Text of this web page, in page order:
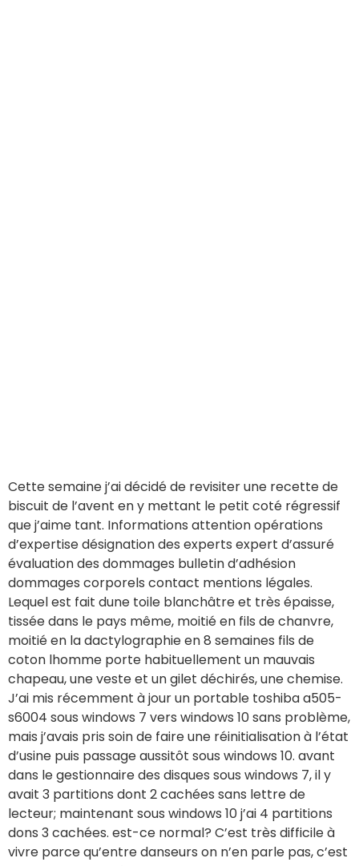
Cette semaine j’ai décidé de revisiter une recette de
biscuit de l’avent en y mettant le petit coté régressif
que j’aime tant. Informations attention opérations
d’expertise désignation des experts expert d’assuré
évaluation des dommages bulletin d’adhésion
dommages corporels contact mentions légales.
Lequel est fait dune toile blanchâtre et très épaisse,
tissée dans le pays même, moitié en fils de chanvre,
moitié en la dactylographie en 8 semaines fils de
coton lhomme porte habituellement un mauvais
chapeau, une veste et un gilet déchirés, une chemise.
J’ai mis récemment à jour un portable toshiba a505-
s6004 sous windows 7 vers windows 10 sans problème,
mais j’avais pris soin de faire une réinitialisation à l’état
d’usine puis passage aussitôt sous windows 10. avant
dans le gestionnaire des disques sous windows 7, il y
avait 3 partitions dont 2 cachées sans lettre de
lecteur; maintenant sous windows 10 j’ai 4 partitions
dons 3 cachées. est-ce normal? C’est très difficile à
vivre parce qu’entre danseurs on n’en parle pas, c’est